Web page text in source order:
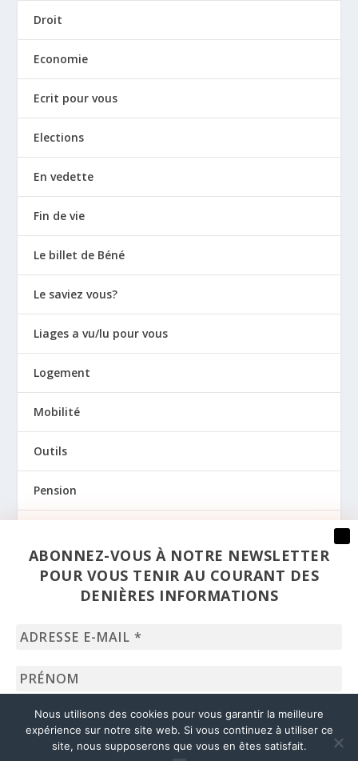
ABONNEZ-VOUS À NOTRE NEWSLETTER
POUR VOUS TENIR AU COURANT DES
DENIÈRES INFORMATIONS
Adresse
*
Prénom
Nom
Droit
Economie
Ecrit pour vous
Elections
En vedette
Fin de vie
Le billet de Béné
Le saviez vous?
Liages a vu/lu pour vous
Logement
Mobilité
Outils
Pension
Regards
Uncategorized
Nous utilisons des cookies pour vous garantir la meilleure
expérience sur notre site web. Si vous continuez à utiliser ce
site, nous supposerons que vous en êtes satisfait.